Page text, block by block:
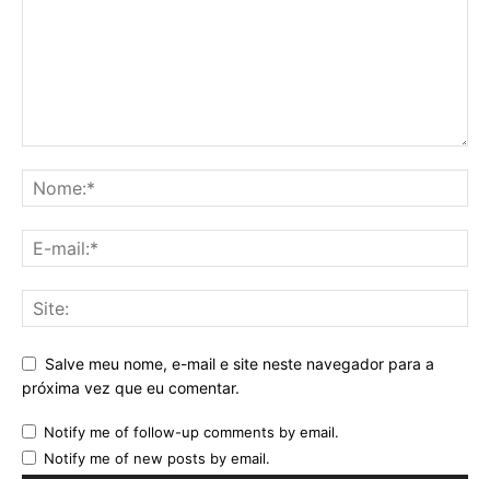
Salve meu nome, e-mail e site neste navegador para a
próxima vez que eu comentar.
Notify me of follow-up comments by email.
Notify me of new posts by email.